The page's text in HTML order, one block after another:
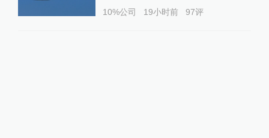
10%公司 19小时前 97评